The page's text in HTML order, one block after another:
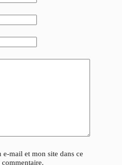
mail et mon site dans ce